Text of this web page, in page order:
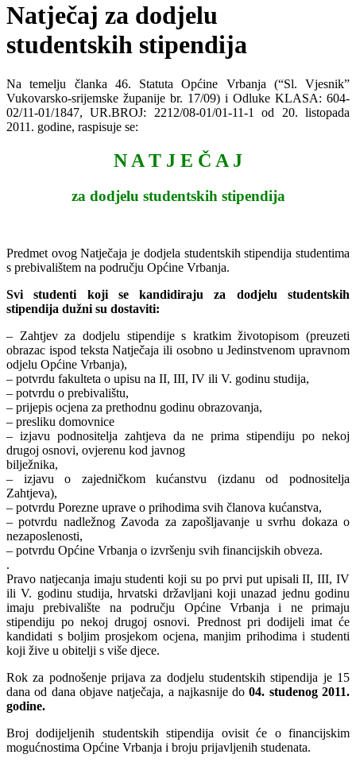
Natječaj za dodjelu
studentskih stipendija
Na temelju članka 46. Statuta Općine Vrbanja (“Sl. Vjesnik”
Vukovarsko-srijemske županije br. 17/09) i Odluke KLASA: 604-
02/11-01/1847, UR.BROJ: 2212/08-01/01-11-1 od 20. listopada
2011. godine, raspisuje se:
N A T J E Č A J
za dodjelu studentskih stipendija
Predmet ovog Natječaja je dodjela studentskih stipendija studentima
s prebivalištem na području Općine Vrbanja.
Svi studenti koji se kandidiraju za dodjelu studentskih
stipendija dužni su dostaviti:
– Zahtjev za dodjelu stipendije s kratkim životopisom (preuzeti
obrazac ispod teksta Natječaja ili osobno u Jedinstvenom upravnom
odjelu Općine Vrbanja),
– potvrdu fakulteta o upisu na II, III, IV ili V. godinu studija,
– potvrdu o prebivalištu,
– prijepis ocjena za prethodnu godinu obrazovanja,
– presliku domovnice
– izjavu podnositelja zahtjeva da ne prima stipendiju po nekoj
drugoj osnovi, ovjerenu kod javnog
bilježnika,
– izjavu o zajedničkom kućanstvu (izdanu od podnositelja
Zahtjeva),
– potvrdu Porezne uprave o prihodima svih članova kućanstva,
– potvrdu nadležnog Zavoda za zapošljavanje u svrhu dokaza o
nezaposlenosti,
– potvrdu Općine Vrbanja o izvršenju svih financijskih obveza.
.
Pravo natjecanja imaju studenti koji su po prvi put upisali II, III, IV
ili V. godinu studija, hrvatski državljani koji unazad jednu godinu
imaju prebivalište na području Općine Vrbanja i ne primaju
stipendiju po nekoj drugoj osnovi. Prednost pri dodijeli imat će
kandidati s boljim prosjekom ocjena, manjim prihodima i studenti
koji žive u obitelji s više djece.
Rok za podnošenje prijava za dodjelu studentskih stipendija je 15
dana od dana objave natječaja, a najkasnije do04. studenog 2011.
godine.
Broj dodijeljenih studentskih stipendija ovisit će o financijskim
mogućnostima Općine Vrbanja i broju prijavljenih studenata.